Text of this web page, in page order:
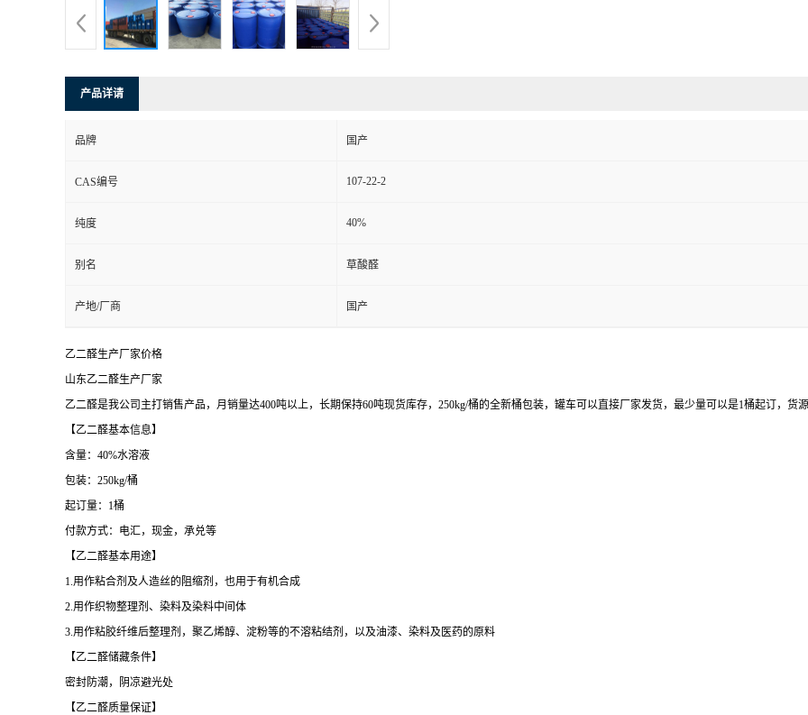
产品详请
品牌 国产
CAS编号 107-22-2
纯度 40%
别名 草酸醛
产地/厂商 国产
乙二醛生产厂家价格
山东乙二醛生产厂家
乙二醛是我公司主打销售产品，月销量达400吨以上，长期保持60吨现货库存，250kg/桶的全新桶包装，罐车可以直接厂家发货，最少量可以是1桶起订，
【乙二醛基本信息】
含量：40%水溶液
包装：250kg/桶
起订量：1桶
付款方式：电汇，现金，承兑等
【乙二醛基本用途】
1.用作粘合剂及人造丝的阻缩剂，也用于有机合成
2.用作织物整理剂、染料及染料中间体
3.用作粘胶纤维后整理剂，聚乙烯醇、淀粉等的不溶粘结剂，以及油漆、染料及医药的原料
【乙二醛储藏条件】
密封防潮，阴凉避光处
【乙二醛质量保证】